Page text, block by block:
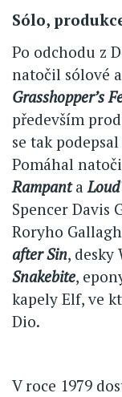
Sólo,
Po odchodu z
natočil sólové
Grasshopper’s
především
se tak
Pomáhal
Rampanta
Spencer Davis
Roryho
after Sin, desky
Snakebite,
kapely Elf, ve
Dio.
V roce 1979